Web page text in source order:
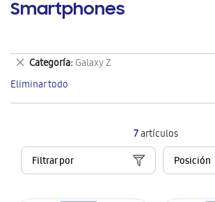
Smartphones
7artículos
Filtrar por
Categoría Galaxy Z
Eliminar
este
artículo
Eliminar todo